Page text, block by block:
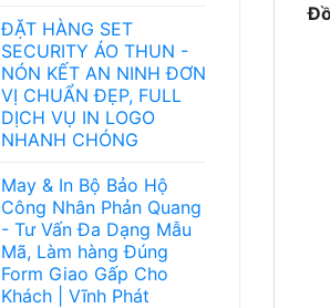
ĐẶT HÀNG SET
SECURITY ÁO THUN -
NÓN KẾT AN NINH ĐƠN
VỊ CHUẨN ĐẸP, FULL
DỊCH VỤ IN LOGO
NHANH CHÓNG
May & In Bộ Bảo Hộ
Công Nhân Phản Quang
- Tư Vấn Đa Dạng Mẫu
Mã, Làm hàng Đúng
Form Giao Gấp Cho
Khách | Vĩnh Phát